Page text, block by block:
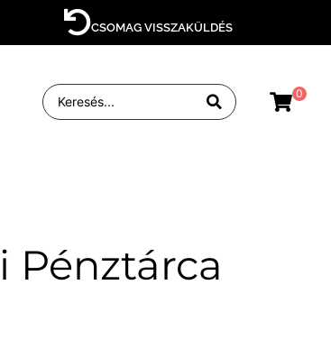
CSOMAG VISSZAKÜLDÉS
0
Pénztárca